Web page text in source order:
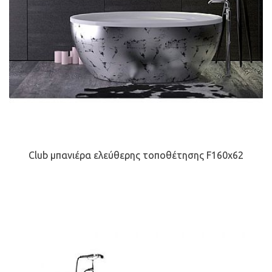
Club μπανιέρα ελεύθερης τοποθέτησης F160x62